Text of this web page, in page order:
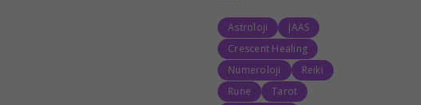
Astroloji
JAAS
Crescent Healing
Numeroloji
Reiki
Rune
Tarot